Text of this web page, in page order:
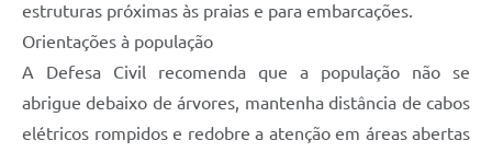
estruturas próximas às praias e para embarcações.
Orientações à população
A Defesa Civil recomenda que a população não se
abrigue debaixo de árvores, mantenha distância de cabos
elétricos rompidos e redobre a atenção em áreas abertas